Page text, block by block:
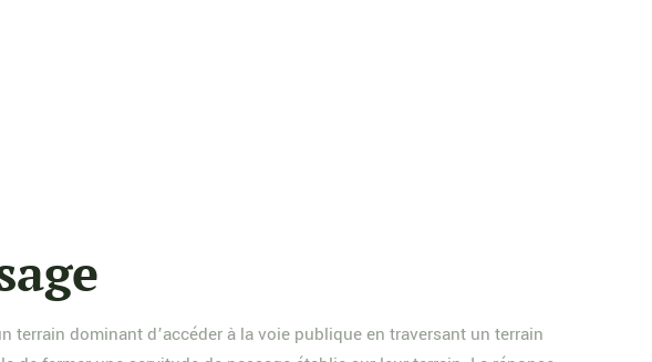
dominant d’accéder à la voie publique en traversant un terrain